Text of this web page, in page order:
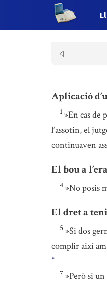
Aplicació
1 »En cas de
l’assotin, el
continuaven
El bou a l’era
4 »No posis
El dret a
5 »Si dos
complir així
*
7 »Però si un